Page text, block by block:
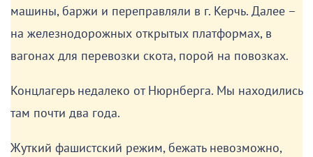
«Лучше убейте»
речь. Из дома нас выгнали, живем в подвале – 7